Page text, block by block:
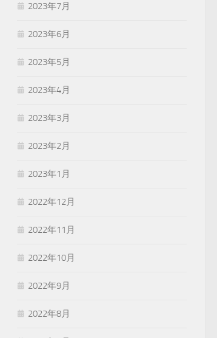
2023年7月
2023年6月
2023年5月
2023年4月
2023年3月
2023年2月
2023年1月
2022年12月
2022年11月
2022年10月
2022年9月
2022年8月